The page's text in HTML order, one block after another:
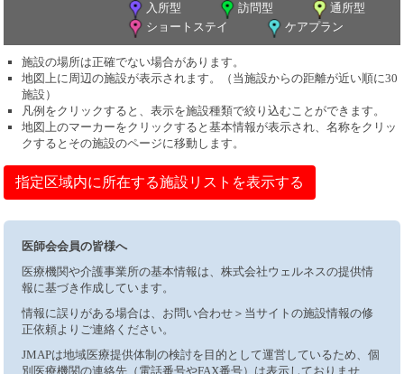
入所型
訪問型
通所型
ショートステイ
ケアプラン
施設の場所は正確でない場合があります。
地図上に周辺の施設が表示されます。（当施設からの距離が近い順に30
施設）
凡例をクリックすると、表示を施設種類で絞り込むことができます。
地図上のマーカーをクリックすると基本情報が表示され、名称をクリッ
クするとその施設のページに移動します。
指定区域内に所在する施設リストを表示する
医師会会員の皆様へ
医療機関や介護事業所の基本情報は、株式会社ウェルネスの提供情
報に基づき作成しています。
情報に誤りがある場合は、お問い合わせ＞当サイトの施設情報の修
正依頼よりご連絡ください。
JMAPは地域医療提供体制の検討を目的として運営しているため、個
別医療機関の連絡先（電話番号やFAX番号）は表示しておりませ